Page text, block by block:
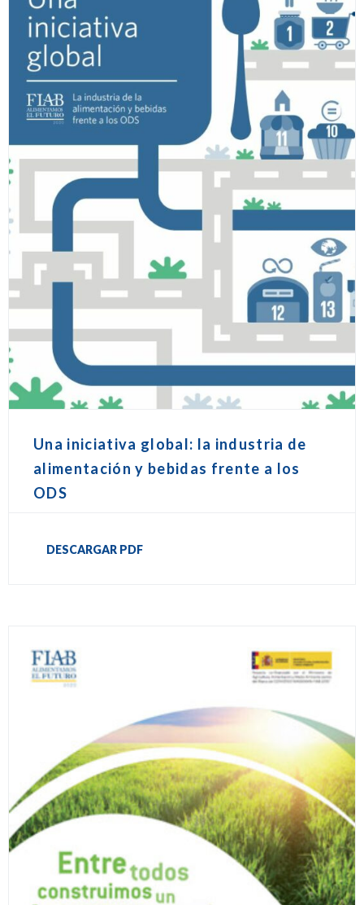
Una iniciativa global: la industria de
alimentación y bebidas frente a los
ODS
DESCARGAR PDF